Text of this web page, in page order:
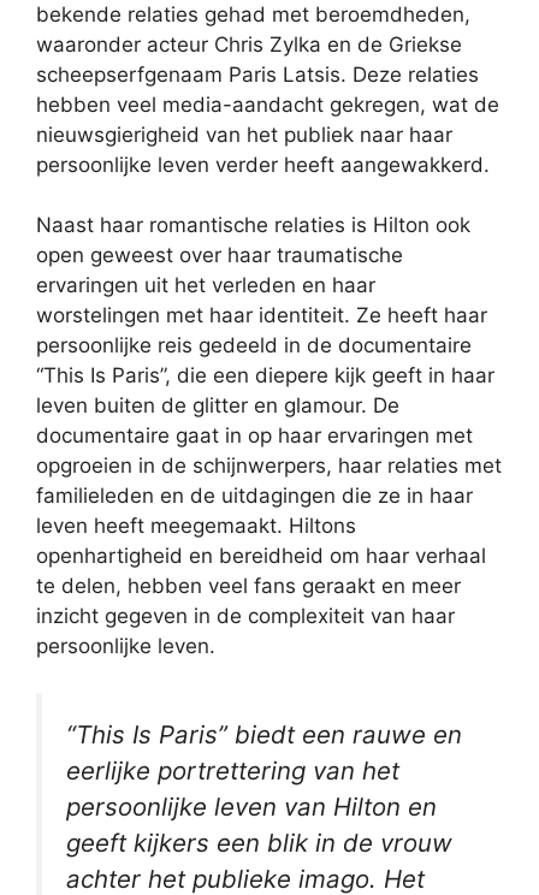
bekende relaties gehad met beroemdheden,
waaronder acteur Chris Zylka en de Griekse
scheepserfgenaam Paris Latsis. Deze relaties
hebben veel media-aandacht gekregen, wat de
nieuwsgierigheid van het publiek naar haar
persoonlijke leven verder heeft aangewakkerd.
Naast haar romantische relaties is Hilton ook
open geweest over haar traumatische
ervaringen uit het verleden en haar
worstelingen met haar identiteit. Ze heeft haar
persoonlijke reis gedeeld in de documentaire
“This Is Paris”, die een diepere kijk geeft in haar
leven buiten de glitter en glamour. De
documentaire gaat in op haar ervaringen met
opgroeien in de schijnwerpers, haar relaties met
familieleden en de uitdagingen die ze in haar
leven heeft meegemaakt. Hiltons
openhartigheid en bereidheid om haar verhaal
te delen, hebben veel fans geraakt en meer
inzicht gegeven in de complexiteit van haar
persoonlijke leven.
“This Is Paris” biedt een rauwe en
eerlijke portrettering van het
persoonlijke leven van Hilton en
geeft kijkers een blik in de vrouw
achter het publieke imago. Het